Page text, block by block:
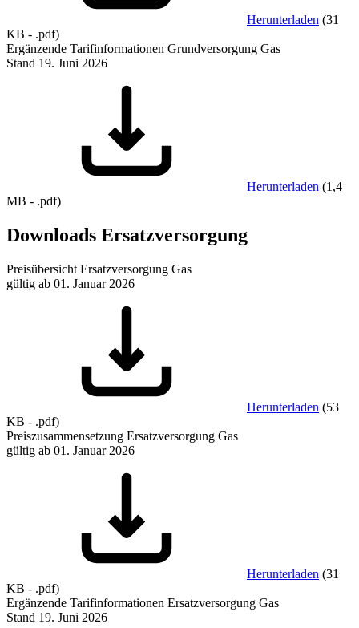
Herunterladen (31
KB - .pdf)
Ergänzende Tarifinformationen Grundversorgung Gas
Stand 19. Juni 2026
Herunterladen (1,4
MB - .pdf)
Downloads Ersatzversorgung
Preisübersicht Ersatzversorgung Gas
gültig ab 01. Januar 2026
Herunterladen (53
KB - .pdf)
Preiszusammensetzung Ersatzversorgung Gas
gültig ab 01. Januar 2026
Herunterladen (31
KB - .pdf)
Ergänzende Tarifinformationen Ersatzversorgung Gas
Stand 19. Juni 2026